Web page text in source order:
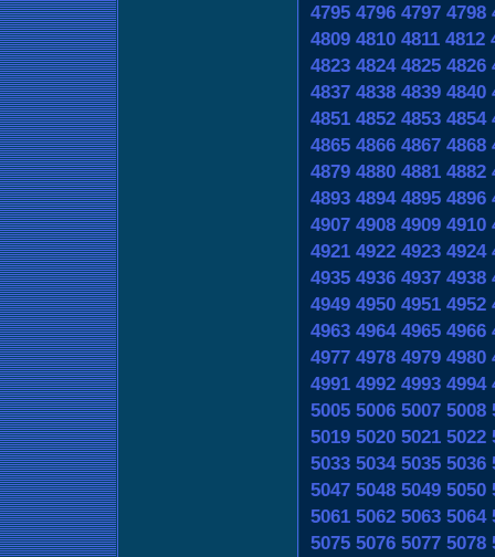
4795 4796 4797 4798
4809 4810 4811 4812
4823 4824 4825 4826
4837 4838 4839 4840
4851 4852 4853 4854
4865 4866 4867 4868
4879 4880 4881 4882
4893 4894 4895 4896
4907 4908 4909 4910
4921 4922 4923 4924
4935 4936 4937 4938
4949 4950 4951 4952
4963 4964 4965 4966
4977 4978 4979 4980
4991 4992 4993 4994
5005 5006 5007 5008
5019 5020 5021 5022
5033 5034 5035 5036
5047 5048 5049 5050
5061 5062 5063 5064
5075 5076 5077 5078